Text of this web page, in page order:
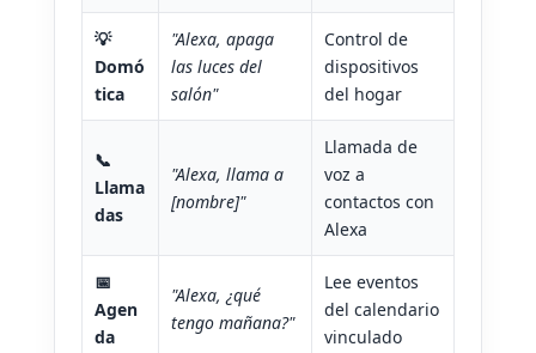
💡
Domó
tica
"Alexa, apaga
las luces del
salón"
Control de
dispositivos
del hogar
📞
Llama
das
"Alexa, llama a
[nombre]"
Llamada de
voz a
contactos con
Alexa
📅
Agen
da
"Alexa, ¿qué
tengo mañana?"
Lee eventos
del calendario
vinculado